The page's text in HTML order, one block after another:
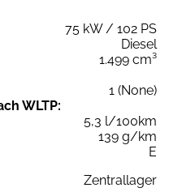
75 kW / 102 PS
Diesel
1.499 cm³
1 (None)
WLTP:
5,3 l/100km
139 g/km
E
Zentrallager